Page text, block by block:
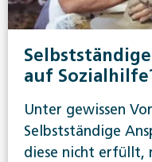
auf
Unter gewissen
Selbstständige
diese nicht erfüllt,